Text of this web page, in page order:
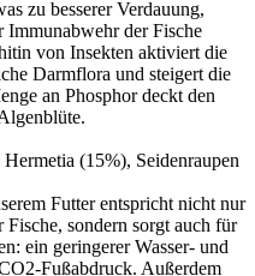
zu besserer Verdauung,
Immunabwehr der Fische
von Insekten aktiviert die
Darmflora und steigert die
an Phosphor deckt den
(15%), Seidenraupen
Futter entspricht nicht nur
sondern sorgt auch für
ein geringerer Wasser- und
Fußabdruck. Außerdem